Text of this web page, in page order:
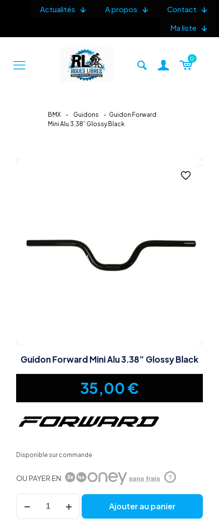
Actualités A propos
Contact
Ma liste
0
BMX - Guidons - Guidon Forward
Mini Alu 3.38” Glossy Black
Guidon Forward Mini Alu 3.38” Glossy Black
35,00€
Disponible sur commande
OU PAYER EN ?
quantité
Guidon
Ajouter au panier